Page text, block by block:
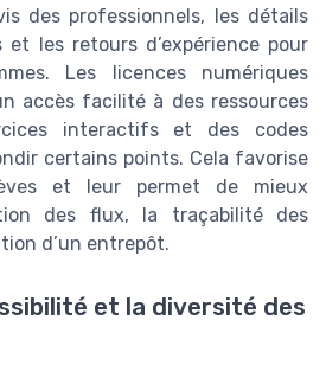
des professionnels, les détails
les retours d’expérience pour
Les licences numériques
accès facilité à des ressources
interactifs et des codes
certains points. Cela favorise
et leur permet de mieux
des flux, la traçabilité des
d’un entrepôt.
et la diversité des